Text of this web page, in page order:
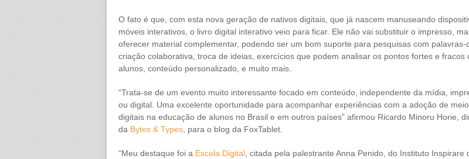
O fato é que, com esta nova geração de nativos digitais, que já nascem manuseando
móveis interativos, o livro digital interativo veio para ficar. Ele não vai substituir o impresso,
oferecer material complementar, podendo ser um bom suporte para pesquisas com palavras-
criação colaborativa, troca de ideias, exercícios que podem analisar os pontos fortes e fracos
alunos, conteúdo personalizado, e muito mais.
“Trata-se de um evento muito interessante focado em conteúdo, independente da mídia,
ou digital. Uma excelente oportunidade para acompanhar experiências com a adoção de
digitais na educação de alunos no Brasil e em outros países” afirmou Ricardo Minoru Horie,
da Bytes & Types , para o blog da FoxTablet.
“Meu destaque foi a Escola Digital , citada pela palestrante Anna Penido, do Instituto Inspirare